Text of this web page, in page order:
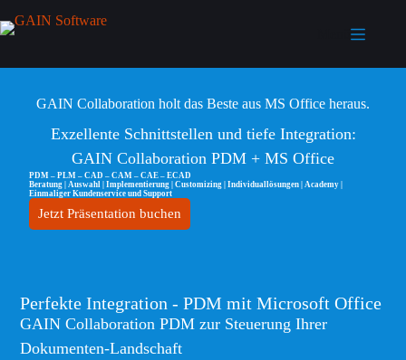
Menü
GAIN Collaboration holt das Beste aus MS Office heraus.
Exzellente Schnittstellen und tiefe Integration:
GAIN Collaboration PDM + MS Office
PDM – PLM – CAD – CAM – CAE – ECAD
Beratung | Auswahl | Implementierung | Customizing | Individuallösungen | Academy |
Einmaliger Kundenservice und Support
Jetzt Präsentation buchen
Perfekte Integration - PDM mit Microsoft Office
GAIN Collaboration PDM zur Steuerung Ihrer
Dokumenten-Landschaft